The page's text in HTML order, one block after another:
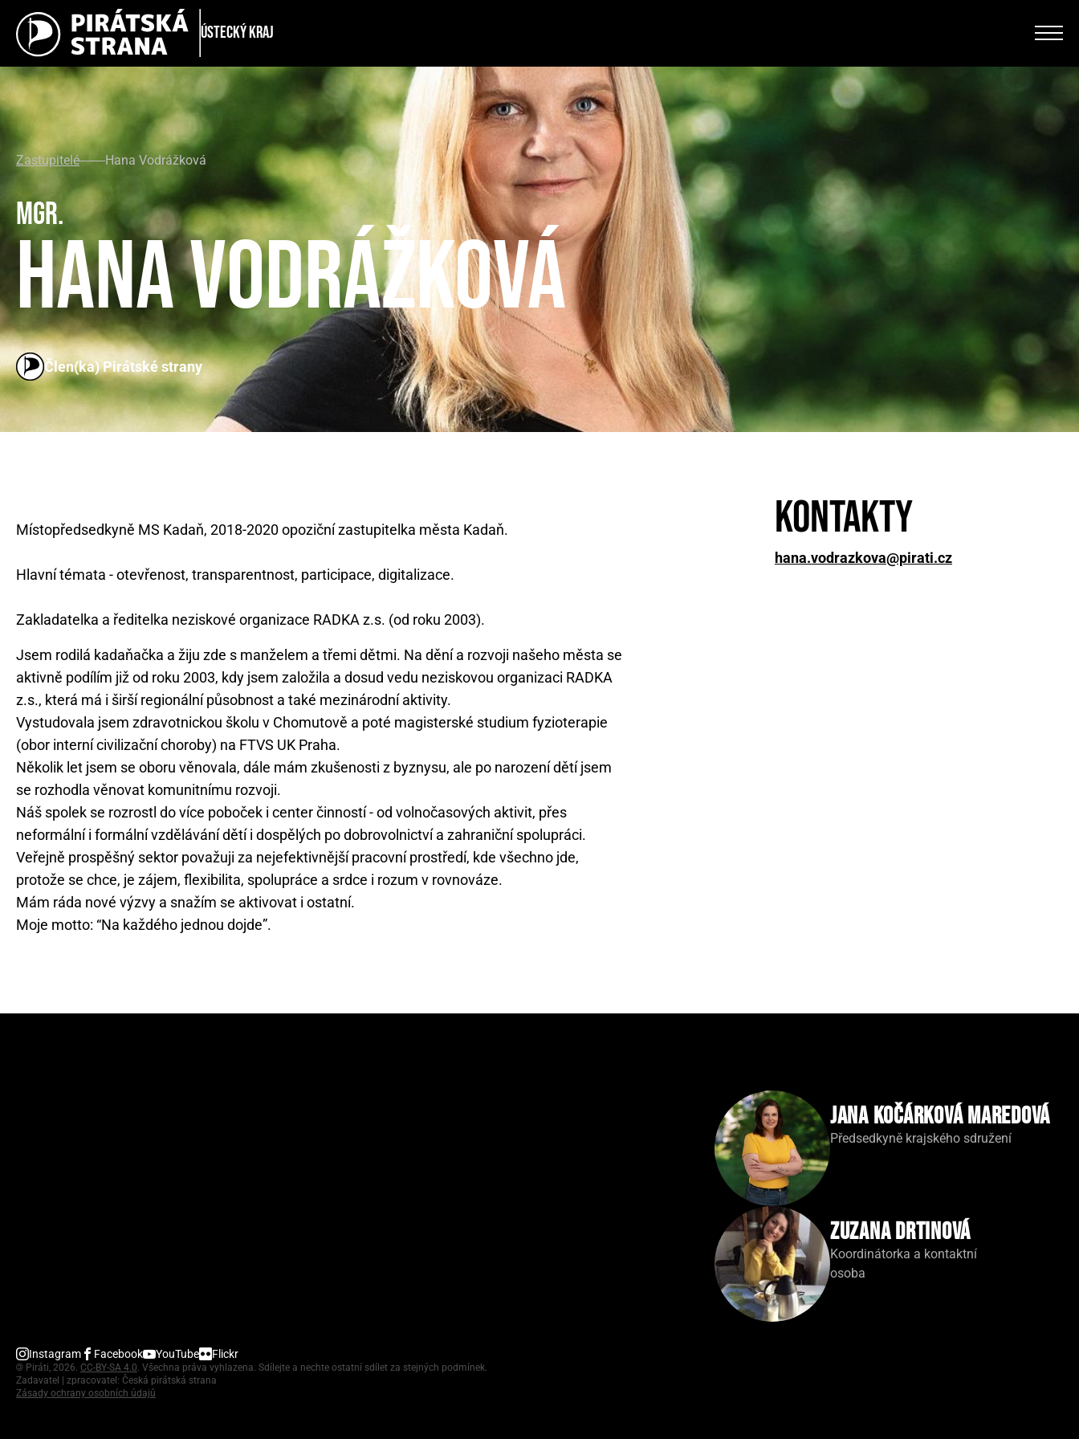
Ústecký kraj
Zastupitelé Hana Vodrážková
Mgr.
Hana Vodrážková
Člen(ka) Pirátské strany
Místopředsedkyně MS Kadaň, 2018-2020 opoziční zastupitelka města Kadaň.
Hlavní témata - otevřenost, transparentnost, participace, digitalizace.
Jsem rodilá kadaňačka a žiju zde s manželem a třemi dětmi. Na dění a rozvoji našeho města se
aktivně podílím již od roku 2003, kdy jsem založila a dosud vedu neziskovou organizaci RADKA
z.s., která má i širší regionální působnost a také mezinárodní aktivity.
Vystudovala jsem zdravotnickou školu v Chomutově a poté magisterské studium fyzioterapie
(obor interní civilizační choroby) na FTVS UK Praha.
Několik let jsem se oboru věnovala, dále mám zkušenosti z byznysu, ale po narození dětí jsem
se rozhodla věnovat komunitnímu rozvoji.
Náš spolek se rozrostl do více poboček i center činností - od volnočasových aktivit, přes
neformální i formální vzdělávání dětí i dospělých po dobrovolnictví a zahraniční spolupráci.
Veřejně prospěšný sektor považuji za nejefektivnější pracovní prostředí, kde všechno jde,
protože se chce, je zájem, flexibilita, spolupráce a srdce i rozum v rovnováze.
Mám ráda nové výzvy a snažím se aktivovat i ostatní.
Moje motto: “Na každého jednou dojde”.
Kontakty
hana.vodrazkova@pirati.cz
Jana Kočárková Maredová
Předsedkyně krajského sdružení
Zuzana Drtinová
Koordinátorka a kontaktní
osoba
Instagram Facebook YouTube Flickr
© Piráti, 2026. CC-BY-SA 4.0. Všechna práva vyhlazena. Sdílejte a nechte ostatní sdílet za stejných podmínek.
Zadavatel | zpracovatel: Česká pirátská strana
Zásady ochrany osobních údajů